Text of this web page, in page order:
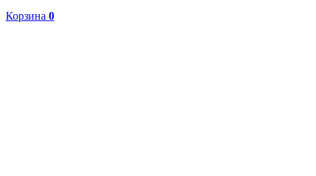
Корзина 0